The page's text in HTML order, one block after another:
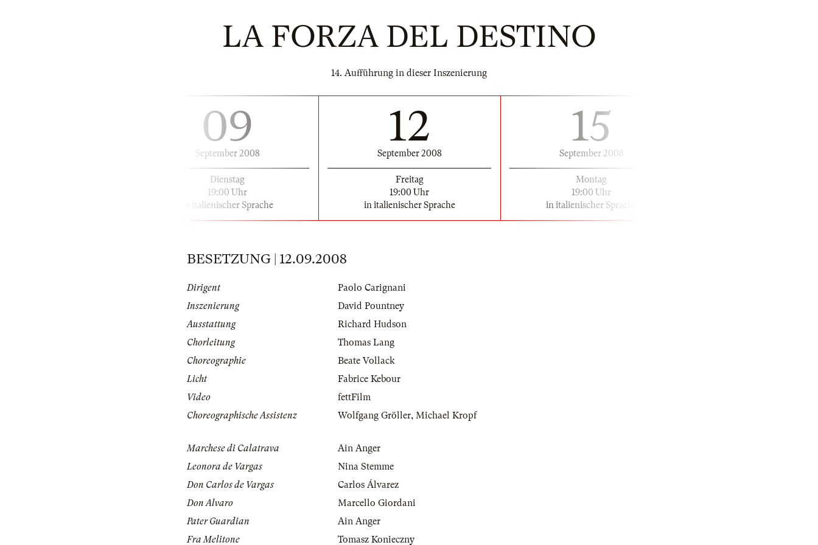
LA FORZA DEL DESTINO
14. Aufführung in dieser Inszenierung
09
September 2008
Dienstag
19:00 Uhr
in italienischer Sprache
12
September 2008
Freitag
19:00 Uhr
in italienischer Sprache
15
September 2008
Montag
19:00 Uhr
in italienischer Sprache
BESETZUNG | 12.09.2008
Dirigent
Paolo Carignani
Inszenierung
David Pountney
Ausstattung
Richard Hudson
Chorleitung
Thomas Lang
Choreographie
Beate Vollack
Licht
Fabrice Kebour
Video
fettFilm
Choreographische Assistenz
Wolfgang Gröller, Michael Kropf
Marchese di Calatrava
Ain Anger
Leonora de Vargas
Nina Stemme
Don Carlos de Vargas
Carlos Álvarez
Don Alvaro
Marcello Giordani
Pater Guardian
Ain Anger
Fra Melitone
Tomasz Konieczny